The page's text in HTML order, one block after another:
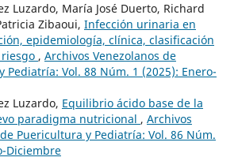
Luzardo, María José Duerto, Richard
Zibaoui, Infección urinaria en
epidemiología, clínica, clasificación
, Archivos Venezolanos de
Pediatría: Vol. 88 Núm. 1 (2025): Enero-
Luzardo, Equilibrio ácido base de la
paradigma nutricional , Archivos
Puericultura y Pediatría: Vol. 86 Núm.
Diciembre